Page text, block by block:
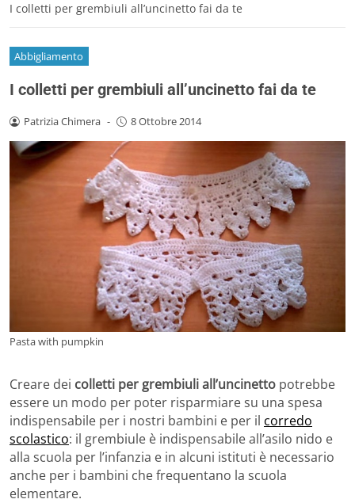
I colletti per grembiuli all’uncinetto fai da te
Abbigliamento
I colletti per grembiuli all’uncinetto fai da te
Patrizia Chimera - 8 Ottobre 2014
Pasta with pumpkin
Creare dei colletti per grembiuli all’uncinetto potrebbe
essere un modo per poter risparmiare su una spesa
indispensabile per i nostri bambini e per il corredo
scolastico: il grembiule è indispensabile all’asilo nido e
alla scuola per l’infanzia e in alcuni istituti è necessario
anche per i bambini che frequentano la scuola
elementare.